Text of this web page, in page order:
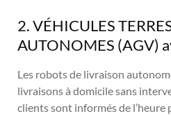
2. VÉHICULES
AUTONOMES (AGV)
Les robots de livraison
livraisons à domicile sans
clients sont informés de l’heure